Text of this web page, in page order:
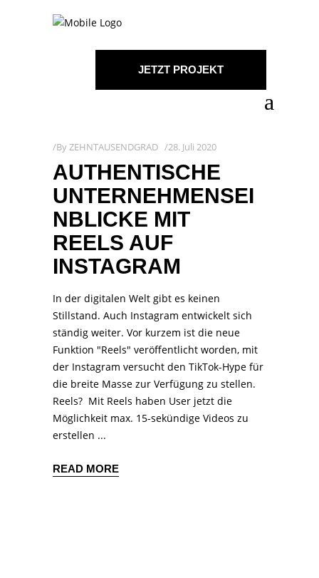
JETZT PROJEKT
ByZEHNTAUSENDGRAD 28. Juli 2020
AUTHENTISCHE
UNTERNEHMENSEI
NBLICKE MIT
REELS AUF
INSTAGRAM
In der digitalen Welt gibt es keinen
Stillstand. Auch Instagram entwickelt sich
ständig weiter. Vor kurzem ist die neue
Funktion "Reels" veröffentlicht worden, mit
der Instagram versucht den TikTok-Hype für
die breite Masse zur Verfügung zu stellen.
Reels? Mit Reels haben User jetzt die
Möglichkeit max. 15-sekündige Videos zu
erstellen
READ MORE